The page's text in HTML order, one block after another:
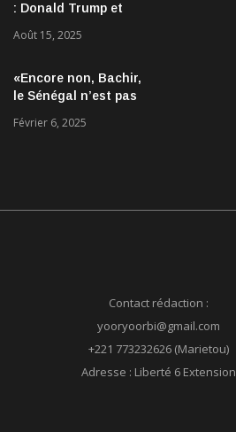
: Donald Trump et
Aucun accord
discussions jugées
très encourageantes
Août 15, 2025
«Encore non, Bachir,
le Sénégal n’est pas
Février 6, 2025
Contact rédaction :
yooryoorbi@gmail.com
+221 773232626 (Marietou)
Adresse : Liberté 6 Extension